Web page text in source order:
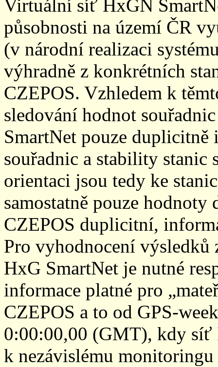
Virtuální síť HxGN
působnosti na území ČR
(v národní realizaci
výhradně z konkrétních
CZEPOS. Vzhledem k
sledování hodnot
SmartNet pouze
souřadnic a stability stanic
orientaci jsou tedy ke
samostatně pouze
CZEPOS duplicitní,
Pro vyhodnocení
HxG SmartNet je nutné
informace platné pro
CZEPOS a to od GPS-
0:00:00,00 (GMT), kdy síť
k nezávislému